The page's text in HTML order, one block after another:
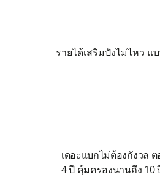
รายได้เสริมปังไม่ไหว
เดอะแบกไม่ต้องกังวล
4 ปี คุ้มครองนานถึง 10